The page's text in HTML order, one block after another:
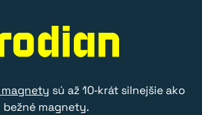
sú až 10‑krát silnejšie ako
bežné magnety.